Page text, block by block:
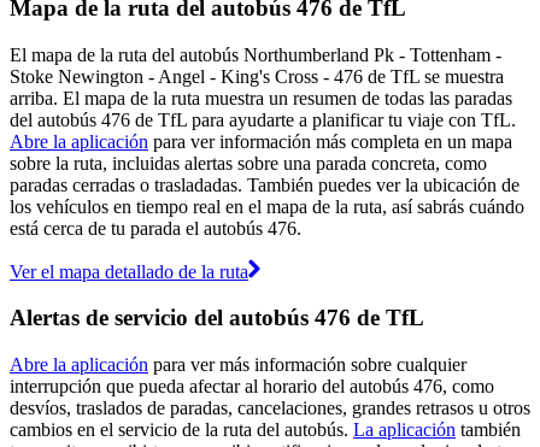
Mapa de la ruta del autobús 476 de TfL
El mapa de la ruta del autobús Northumberland Pk - Tottenham -
Stoke Newington - Angel - King's Cross - 476 de TfL se muestra
arriba. El mapa de la ruta muestra un resumen de todas las paradas
del autobús 476 de TfL para ayudarte a planificar tu viaje con TfL.
Abre la aplicación para ver información más completa en un mapa
sobre la ruta, incluidas alertas sobre una parada concreta, como
paradas cerradas o trasladadas. También puedes ver la ubicación de
los vehículos en tiempo real en el mapa de la ruta, así sabrás cuándo
está cerca de tu parada el autobús 476.
Ver el mapa detallado de la ruta
Alertas de servicio del autobús 476 de TfL
Abre la aplicación para ver más información sobre cualquier
interrupción que pueda afectar al horario del autobús 476, como
desvíos, traslados de paradas, cancelaciones, grandes retrasos u otros
cambios en el servicio de la ruta del autobús. La aplicación también